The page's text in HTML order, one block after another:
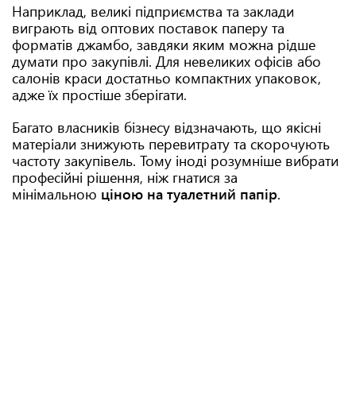
Наприклад, великі підприємства та заклади
виграють від оптових поставок паперу та
форматів джамбо, завдяки яким можна рідше
думати про закупівлі. Для невеликих офісів або
салонів краси достатньо компактних упаковок,
адже їх простіше зберігати.
Багато власників бізнесу відзначають, що якісні
матеріали знижують перевитрату та скорочують
частоту закупівель. Тому іноді розумніше вибрати
професійні рішення, ніж гнатися за
мінімальною ціною на туалетний папір.